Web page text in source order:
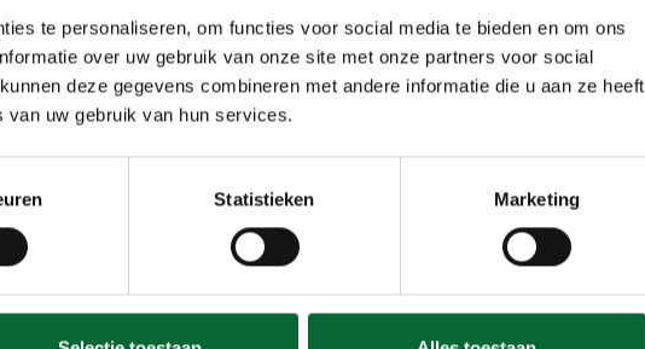
te personaliseren, om functies voor social media te bieden en om ons
over uw gebruik van onze site met onze partners voor social
deze gegevens combineren met andere informatie die u aan ze heeft
uw gebruik van hun services.
Statistieken Marketing